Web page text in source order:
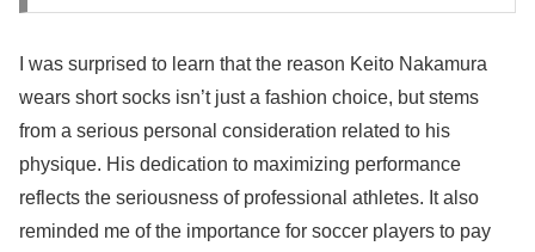
I was surprised to learn that the reason Keito Nakamura
wears short socks isn’t just a fashion choice, but stems
from a serious personal consideration related to his
physique. His dedication to maximizing performance
reflects the seriousness of professional athletes. It also
reminded me of the importance for soccer players to pay